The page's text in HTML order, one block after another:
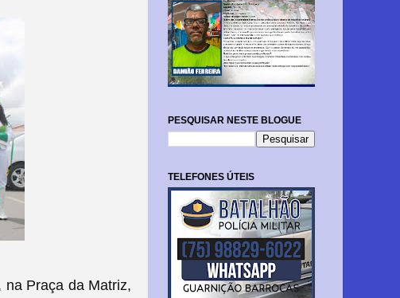
na Praça da Matriz,
PESQUISAR NESTE BLOGUE
TELEFONES ÚTEIS